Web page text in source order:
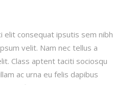
elit consequat ipsutis sem nibh
velit. Nam nec tellus a
Class aptent taciti sociosqu
ac urna eu felis dapibus